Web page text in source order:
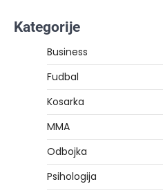
Kategorije
Business
Fudbal
Kosarka
MMA
Odbojka
Psihologija